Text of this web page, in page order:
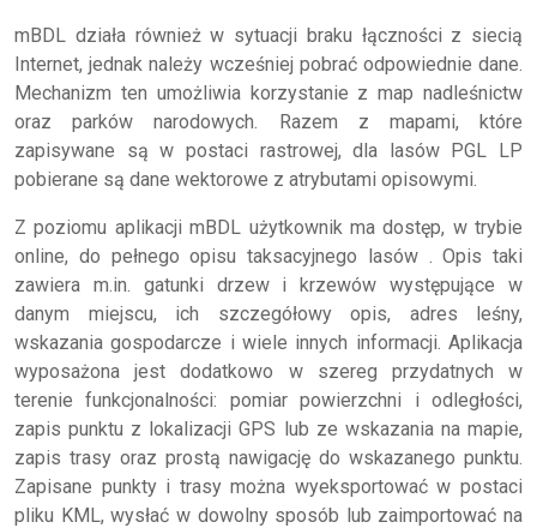
mBDL działa również w sytuacji braku łączności z siecią
Internet, jednak należy wcześniej pobrać odpowiednie dane.
Mechanizm ten umożliwia korzystanie z map nadleśnictw
oraz parków narodowych. Razem z mapami, które
zapisywane są w postaci rastrowej, dla lasów PGL LP
pobierane są dane wektorowe z atrybutami opisowymi.
Z poziomu aplikacji mBDL użytkownik ma dostęp, w trybie
online, do pełnego opisu taksacyjnego lasów . Opis taki
zawiera m.in. gatunki drzew i krzewów występujące w
danym miejscu, ich szczegółowy opis, adres leśny,
wskazania gospodarcze i wiele innych informacji. Aplikacja
wyposażona jest dodatkowo w szereg przydatnych w
terenie funkcjonalności: pomiar powierzchni i odległości,
zapis punktu z lokalizacji GPS lub ze wskazania na mapie,
zapis trasy oraz prostą nawigację do wskazanego punktu.
Zapisane punkty i trasy można wyeksportować w postaci
pliku KML, wysłać w dowolny sposób lub zaimportować na